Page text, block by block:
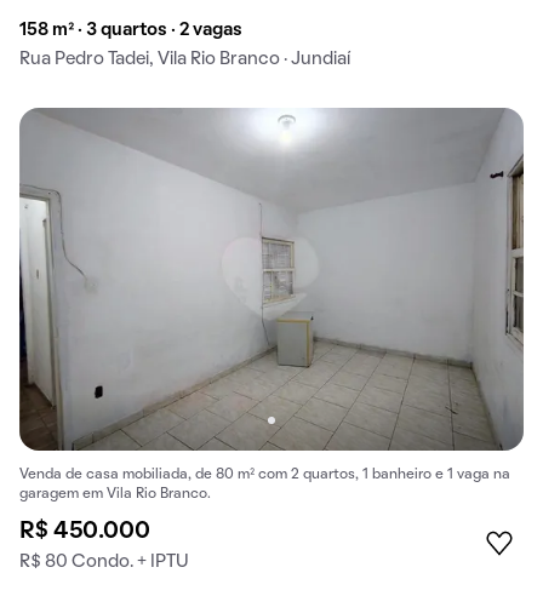
158 m² · 3 quartos · 2 vagas
Rua Pedro Tadei, Vila Rio Branco · Jundiaí
Venda de casa mobiliada, de 80 m² com 2 quartos, 1 banheiro e 1 vaga na
garagem em Vila Rio Branco.
R$ 450.000
R$ 80 Condo. + IPTU